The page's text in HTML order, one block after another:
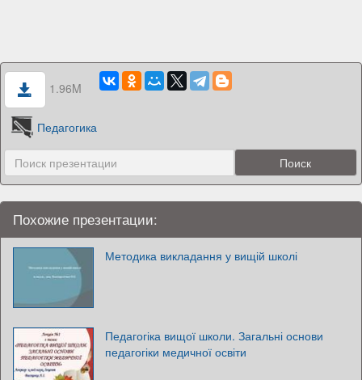
1.96M
Педагогика
Похожие презентации:
Методика викладання у вищій школі
Педагогіка вищої школи. Загальні основи
педагогіки медичної освіти